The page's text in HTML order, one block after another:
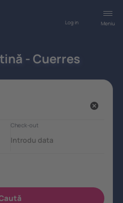
Meniu
Log in
- Cuerres